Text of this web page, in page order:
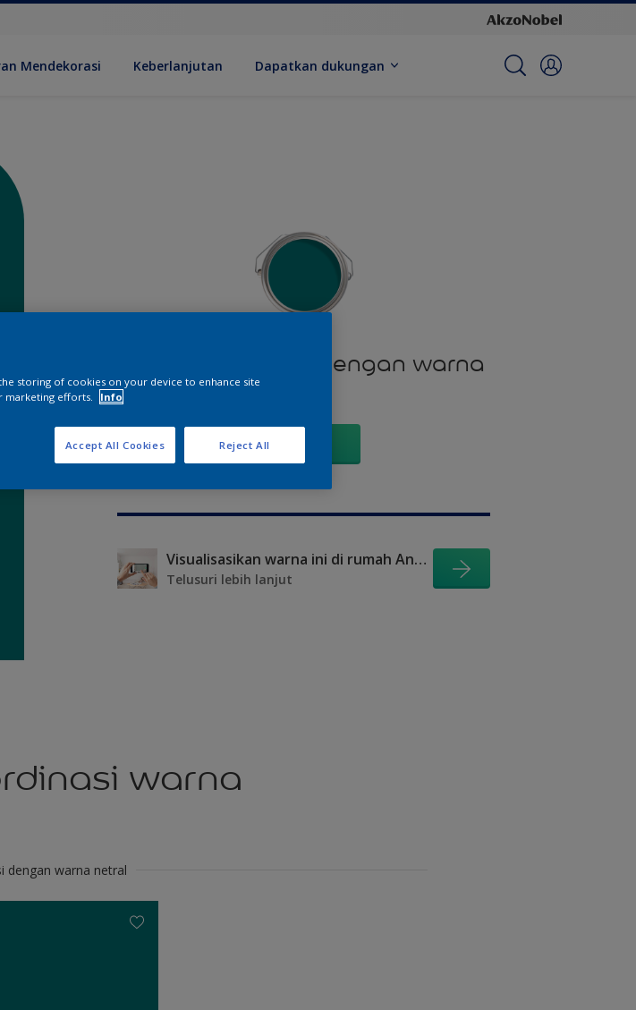
Mendekorasi Keberlanjutan Dapatkan dukungan
Temukan produk dengan warna
Visualisasikan warna ini di rumah Anda
Telusuri lebih lanjut
warna
dengan warna netral
storing of cookies on your device to enhance site
marketing efforts.
Info
Reject All
Accept All Cookies